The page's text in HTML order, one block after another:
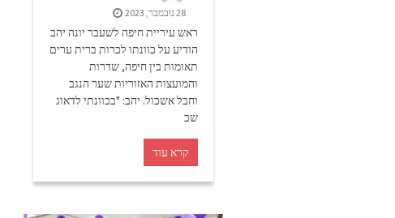
28 נובמבר, 2023
ראש עיריית חיפה לשעבר יונה יהב
הודיע על כוונתו לכרות ברית ערים
תאומות בין חיפה, שדרות
והמועצות האזוריות שער הנגב
וחבל אשכול. יהב: "בכוונתי לדאוג
שכ
קרא עוד